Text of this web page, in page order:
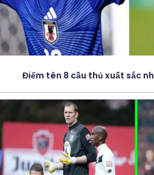
Điểm tên 8 cầu thủ xuất sắc